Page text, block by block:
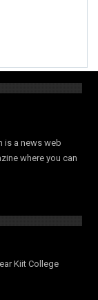
is a news web
where you can
Kiit College